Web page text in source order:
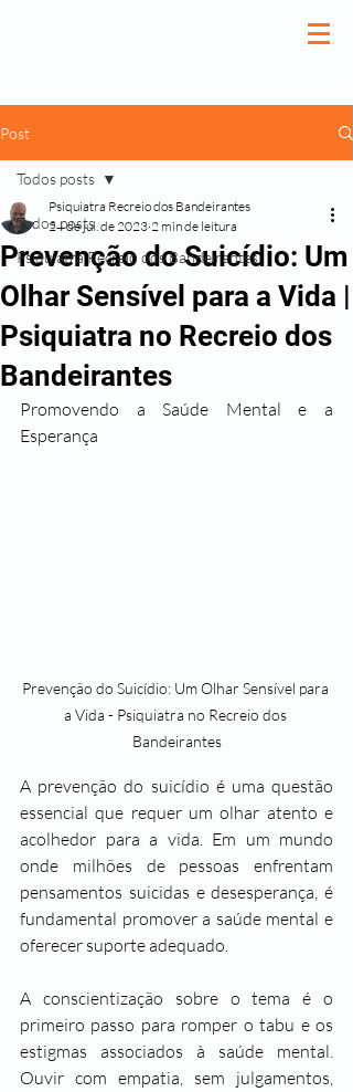
Fernando
Post
Todos posts
Psiquiatra Recreio dos Bandeirantes
Todos posts
Prevenção do Suicídio: Um
Olhar Sensível para a Vida |
Psiquiatra no Recreio dos
Bandeirantes
Psiquiatra Recreio dos Bandeirantes
24 de jul. de 2023 2 min de leitura
Promovendo a Saúde Mental e a
Esperança
Prevenção do Suicídio: Um Olhar Sensível para
a Vida - Psiquiatra no Recreio dos
Bandeirantes
A prevenção do suicídio é uma questão
essencial que requer um olhar atento e
acolhedor para a vida. Em um mundo
onde milhões de pessoas enfrentam
pensamentos suicidas e desesperança, é
fundamental promover a saúde mental e
oferecer suporte adequado.
A conscientização sobre o tema é o
primeiro passo para romper o tabu e os
estigmas associados à saúde mental.
Ouvir com empatia, sem julgamentos,